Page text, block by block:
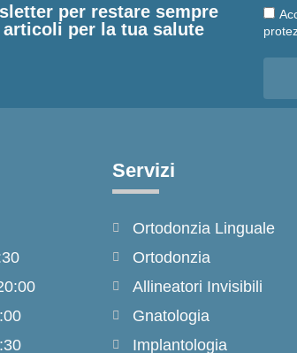
per restare sempre
per la tua salute
Servizi
Ortodonzia Linguale
Ortodonzia
Allineatori Invisibili
Gnatologia
Implantologia